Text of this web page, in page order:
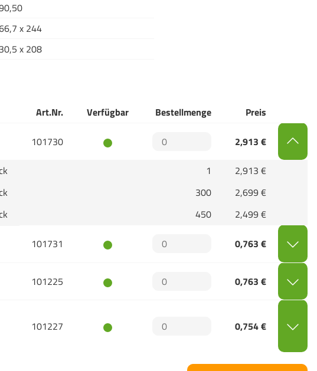
x 244
x 208
Art.Nr. Verfügbar Bestellmenge
Preis
101730 2,913 €
1
2,913 €
300
2,699 €
450
2,499 €
101731 0,763 €
101225 0,763 €
101227 0,754 €